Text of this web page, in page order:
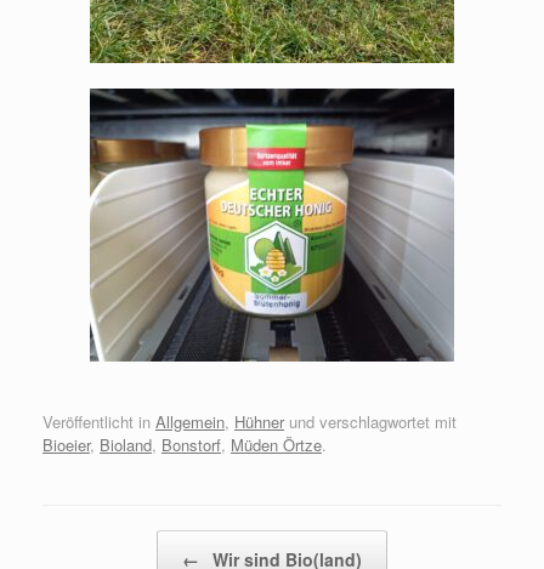
Veröffentlicht in Allgemein, Hühner und verschlagwortet mit
Bioeier, Bioland, Bonstorf, Müden Örtze.
← Wir sind Bio(land)